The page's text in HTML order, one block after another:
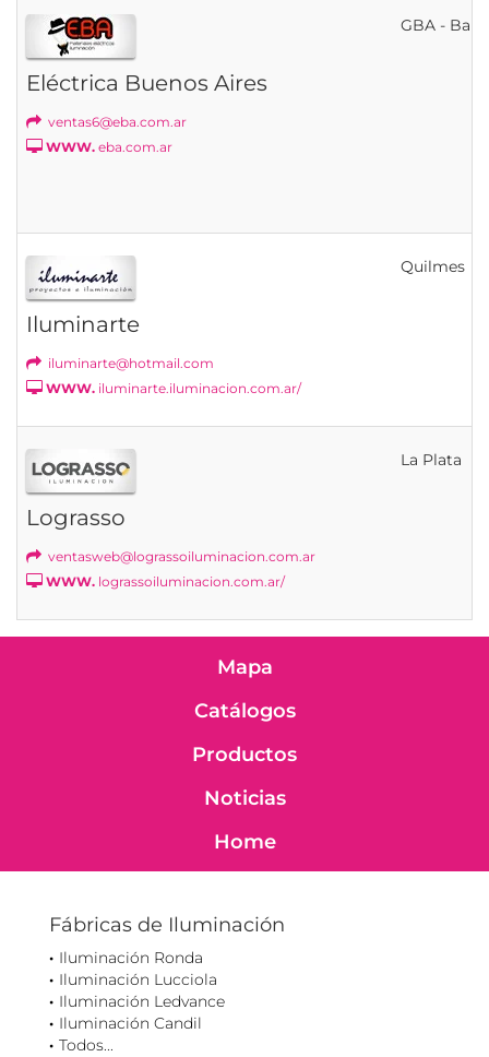
Eléctrica Buenos Aires
ventas6@eba.com.ar
WWW. eba.com.ar
GBA -
Iluminarte
iluminarte@hotmail.com
WWW. iluminarte.iluminacion.com.ar/
Quilmes
Lograsso
ventasweb@lograssoiluminacion.com.ar
WWW. lograssoiluminacion.com.ar/
La Plata
Mapa
Catálogos
Productos
Noticias
Home
Fábricas de Iluminación
Iluminación Ronda
Iluminación Lucciola
Iluminación Ledvance
Iluminación Candil
Todos...